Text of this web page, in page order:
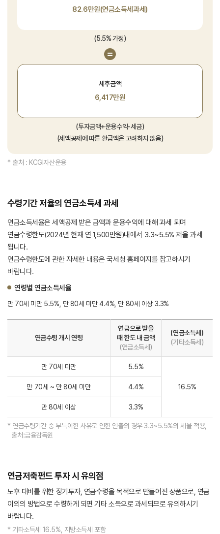
82.6만원(연금소득세과세)
(5.5% 가정)
세후금액
6,417만원
(투자금액+운용수익-세금)
(세액공제에 따른 환급액은 고려하지 않음)
* 출처 : KCGI자산운용
수령기간 저율의 연금소득세 과세
연금소득세율은 세액공제 받은 금액과 운용수익에 대해 과세 되며
연금수령한도(2024년 현재 연 1,500만원)내에서 3.3~5.5% 저율 과세
됩니다.
연금수령한도에 관한 자세한 내용은 국세청 홈페이지를 참고하시기
바랍니다.
연령별 연금소득세율
만 70세 미만 5.5%, 만 80세 미만 4.4%, 만 80세 이상 3.3%
연금수령 개시 연령
연금으로 받을
때 한도 내 금액
(연금소득세)
(연금소득세)
(기타소득세)
만 70세 미만 5.5%
16.5%
만 70세 ~ 만 80세 미만 4.4%
만 80세 이상 3.3%
* 연금수령기간 중 부득이한 사유로 인한 인출의 경우 3.3~5.5%의 세율 적용,
출처:금융감독원
연금저축펀드 투자 시 유의점
노후 대비를 위한 장기투자, 연금수령을 목적으로 만들어진 상품으로, 연금
이외의 방법으로 수령하게 되면 기타 소득으로 과세되므로 유의하시기
바랍니다.
* 기타소득세 16.5%, 지방소득세 포함